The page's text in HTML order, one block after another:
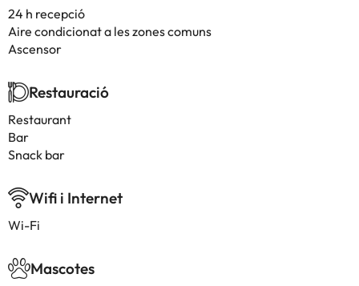
24 h recepció
Aire condicionat a les zones comuns
Ascensor
Restauració
Restaurant
Bar
Snack bar
Wifi i Internet
Wi-Fi
Mascotes